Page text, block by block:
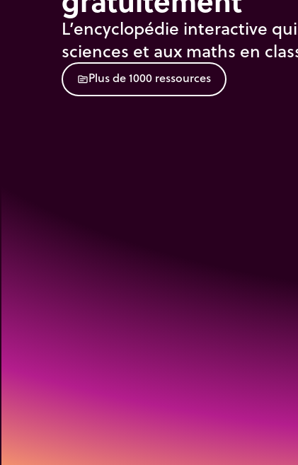
L’encyclopédie interactive
sciences et aux maths en
sourcePlusde1000 ressources